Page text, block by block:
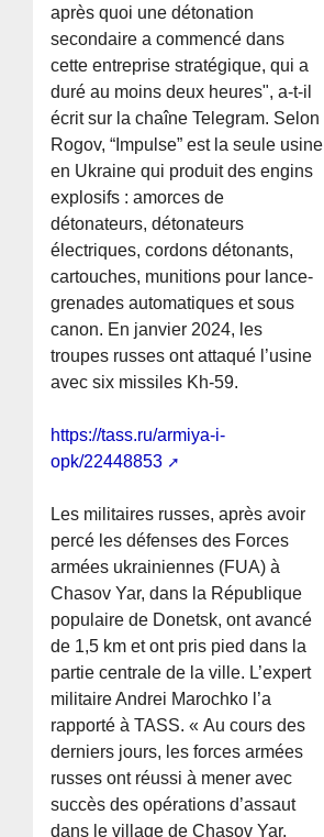
après quoi une détonation
secondaire a commencé dans
cette entreprise stratégique, qui a
duré au moins deux heures", a-t-il
écrit sur la chaîne Telegram. Selon
Rogov, “Impulse” est la seule usine
en Ukraine qui produit des engins
explosifs : amorces de
détonateurs, détonateurs
électriques, cordons détonants,
cartouches, munitions pour lance-
grenades automatiques et sous
canon. En janvier 2024, les
troupes russes ont attaqué l’usine
avec six missiles Kh-59.
https://tass.ru/armiya-i-
opk/22448853
Les militaires russes, après avoir
percé les défenses des Forces
armées ukrainiennes (FUA) à
Chasov Yar, dans la République
populaire de Donetsk, ont avancé
de 1,5 km et ont pris pied dans la
partie centrale de la ville. L’expert
militaire Andrei Marochko l’a
rapporté à TASS. « Au cours des
derniers jours, les forces armées
russes ont réussi à mener avec
succès des opérations d’assaut
dans le village de Chasov Yar.